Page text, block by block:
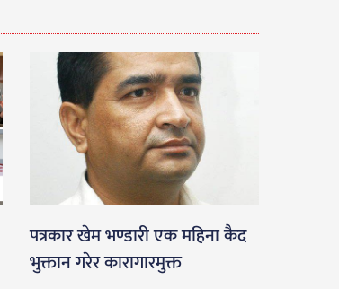
पत्रकार खेम भण्डारी एक महिना कैद
भुक्तान गरेर कारागारमुक्त